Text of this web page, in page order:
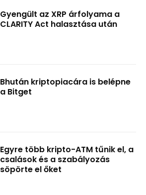
Gyengült az XRP árfolyama a
CLARITY Act halasztása után
Bhután kriptopiacára is belépne
a Bitget
Egyre több kripto-ATM tűnik el, a
csalások és a szabályozás
söpörte el őket